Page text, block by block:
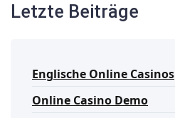
Letzte Beiträge
Englische Online Casinos
Online Casino Demo